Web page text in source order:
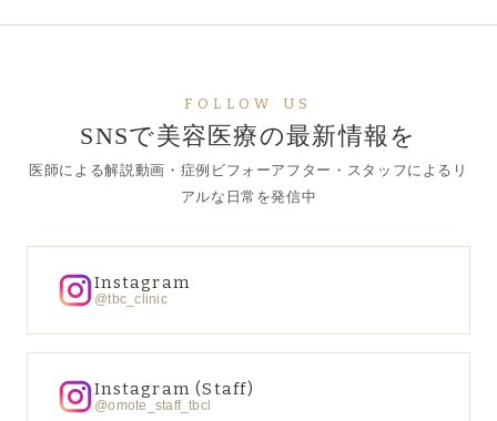
FOLLOW US
SNSで美容医療の最新情報を
医師による解説動画・症例ビフォーアフター・スタッフによるリ
アルな日常を発信中
Instagram
@tbc_clinic
Instagram (Staff)
@omote_staff_tbcl